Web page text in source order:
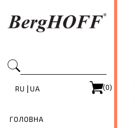
RU | UA (0)
ГОЛОВНА